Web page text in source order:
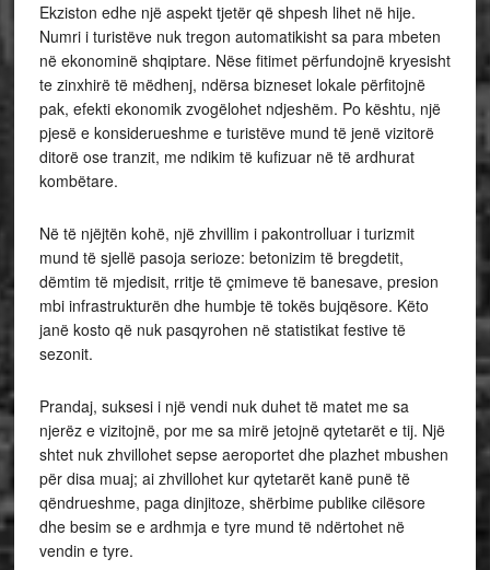
Ekziston edhe një aspekt tjetër që shpesh lihet në hije.
Numri i turistëve nuk tregon automatikisht sa para mbeten
në ekonominë shqiptare. Nëse fitimet përfundojnë kryesisht
te zinxhirë të mëdhenj, ndërsa bizneset lokale përfitojnë
pak, efekti ekonomik zvogëlohet ndjeshëm. Po kështu, një
pjesë e konsiderueshme e turistëve mund të jenë vizitorë
ditorë ose tranzit, me ndikim të kufizuar në të ardhurat
kombëtare.
Në të njëjtën kohë, një zhvillim i pakontrolluar i turizmit
mund të sjellë pasoja serioze: betonizim të bregdetit,
dëmtim të mjedisit, rritje të çmimeve të banesave, presion
mbi infrastrukturën dhe humbje të tokës bujqësore. Këto
janë kosto që nuk pasqyrohen në statistikat festive të
sezonit.
Prandaj, suksesi i një vendi nuk duhet të matet me sa
njerëz e vizitojnë, por me sa mirë jetojnë qytetarët e tij. Një
shtet nuk zhvillohet sepse aeroportet dhe plazhet mbushen
për disa muaj; ai zhvillohet kur qytetarët kanë punë të
qëndrueshme, paga dinjitoze, shërbime publike cilësore
dhe besim se e ardhmja e tyre mund të ndërtohet në
vendin e tyre.